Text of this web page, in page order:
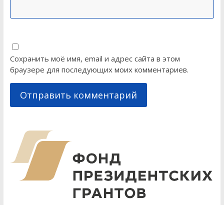
Сохранить моё имя, email и адрес сайта в этом
браузере для последующих моих комментариев.